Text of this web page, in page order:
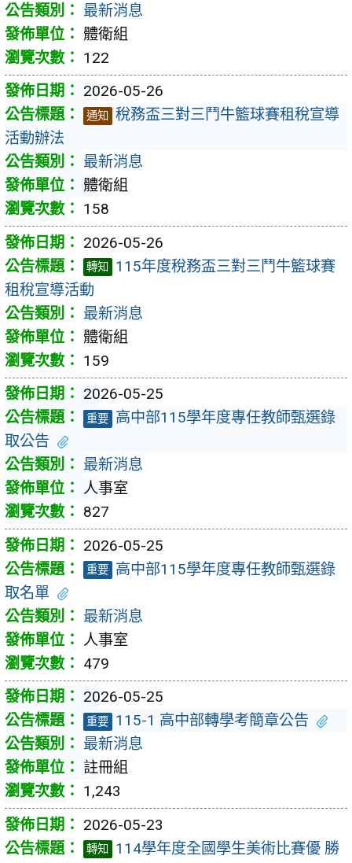
最新消息
體衛組
122
2026-05-26
通知
稅務盃三對三鬥牛籃球賽租稅宣導
活動辦法
最新消息
體衛組
158
2026-05-26
轉知
115年度稅務盃三對三鬥牛籃球賽
租稅宣導活動
最新消息
體衛組
159
2026-05-25
重要 高中部115學年度專任教師甄選錄
取公告
最新消息
人事室
827
2026-05-25
重要 高中部115學年度專任教師甄選錄
取名單
最新消息
人事室
479
2026-05-25
重要 115-1 高中部轉學考簡章公告
最新消息
註冊組
1,243
2026-05-23
轉知
114學年度全國學生美術比賽優 勝